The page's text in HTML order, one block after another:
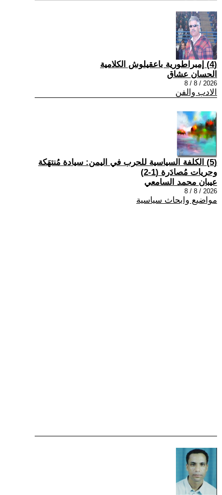
(4) إمبراطورية باعقيلوش الكلامية
الحسان عشاق
2026 / 8 / 8
الادب والفن
(5) الكلفة السياسية للحرب في اليمن: سيادة مُنتهَكة
وحريات مُصادَرة (1-2)
عيبان محمد السامعي
2026 / 8 / 8
مواضيع وابحاث سياسية